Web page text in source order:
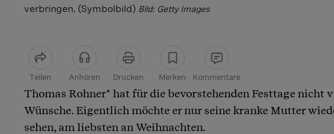
verbringen. (Symbolbild) Bild: Getty Images
Teilen Anhören Drucken Merken Kommentare
Artikel teilen
Thomas Rohner* hat für die bevorstehenden Festtage nicht
Wünsche. Eigentlich möchte er nur seine kranke Mutter
sehen, am liebsten an Weihnachten.